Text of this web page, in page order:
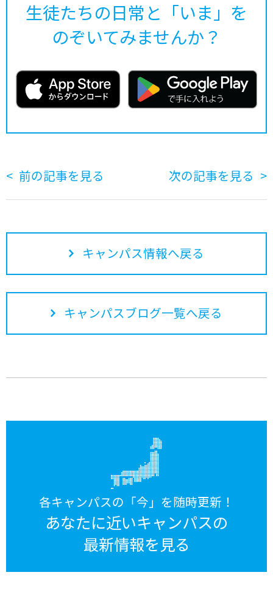
生徒たちの日常と「いま」を
のぞいてみませんか？
前の記事を見る 次の記事を見る
キャンパス情報へ戻る
キャンパスブログ一覧へ戻る
各キャンパスの「今」を随時更新！
あなたに近いキャンパスの
最新情報を見る